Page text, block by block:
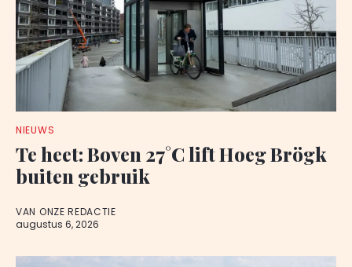
NIEUWS
Te heet: Boven 27°C lift Hoeg Brögk
buiten gebruik
VAN ONZE REDACTIE
augustus 6, 2026